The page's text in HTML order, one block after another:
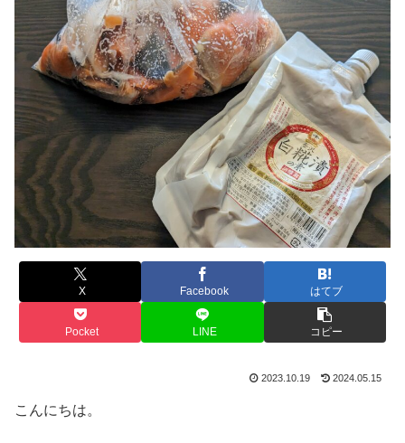
X Facebook はてブ
Pocket LINE コピー
2023.10.19 2024.05.15
こんにちは。